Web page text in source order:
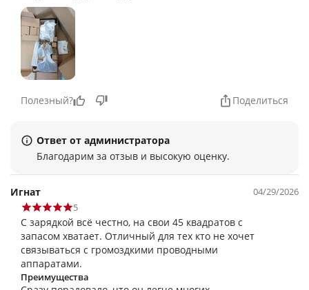
Полезный? Поделиться
Ответ от администратора
Благодарим за отзыв и высокую оценку.
Игнат
04/29/2026
5
С зарядкой всё честно, на свои 45 квадратов с
запасом хватает. Отличный для тех кто не хочет
связываться с громоздкими проводными
аппаратами.
Преимущества